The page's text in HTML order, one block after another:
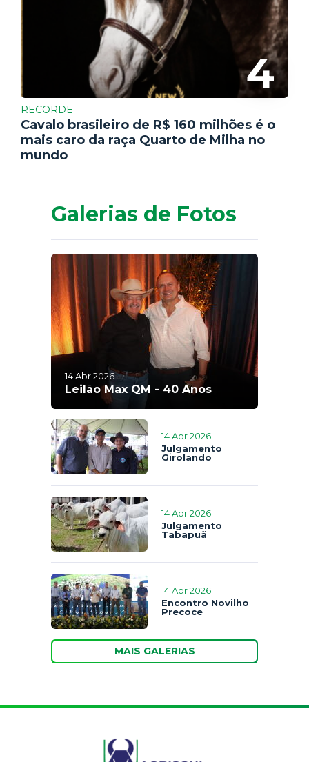
4
RECORDE
Cavalo brasileiro de R$ 160 milhões é o
mais caro da raça Quarto de Milha no
mundo
Galerias de Fotos
14 Abr 2026
Leilão Max QM - 40 Anos
14 Abr 2026
Julgamento
Girolando
14 Abr 2026
Julgamento
Tabapuã
14 Abr 2026
Encontro Novilho
Precoce
MAIS GALERIAS